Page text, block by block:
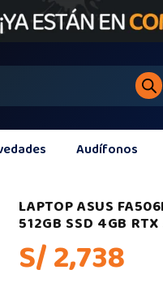
Audífonos
LAPTOP ASUS
512GB SSD 4GB
S/ 2,738